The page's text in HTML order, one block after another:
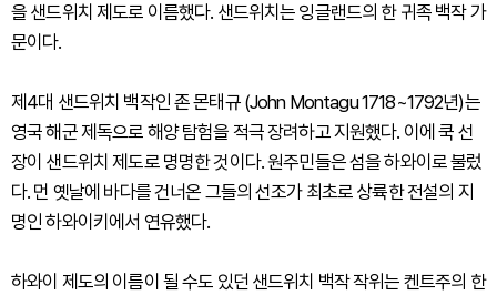
을 샌드위치 제도로 이름했다. 샌드위치는 잉글랜드의 한 귀족 백작 가
문이다.
제4대 샌드위치 백작인 존 몬태규 (John Montagu 1718~1792년)는
영국 해군 제독으로 해양 탐험을 적극 장려하고 지원했다. 이에 쿡 선
장이 샌드위치 제도로 명명한 것이다. 원주민들은 섬을 하와이로 불렀
다. 먼 옛날에 바다를 건너온 그들의 선조가 최초로 상륙한 전설의 지
명인 하와이키에서 연유했다.
하와이 제도의 이름이 될 수도 있던 샌드위치 백작 작위는 켄트주의 한